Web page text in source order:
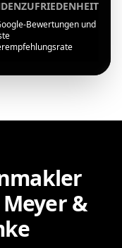
Bewertungen und
&